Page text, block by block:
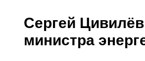
Сергей
министра